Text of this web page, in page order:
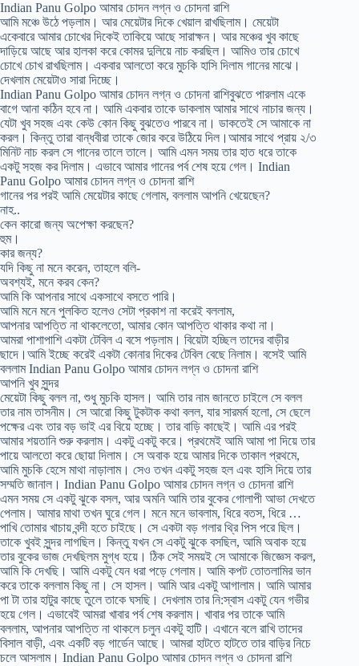
Indian Panu Golpo আমার চোদন লগ্ন ও চোদনা রাশি
আমি মঞ্চে উঠে পড়লাম। আর মেয়েটার দিকে খেয়াল রাখছিলাম। মেয়েটা
একেবারে আমার চোখের দিকেই তাকিয়ে আছে সারাক্ষন। আর মঞ্চের খুব কাছে
দাড়িয়ে আছে আর হালকা করে কোমর দুলিয়ে নাচ করছিল। আমিও তার চোখে
চোখে চোখ রাখছিলাম। একবার আলতো করে মুচকি হাসি দিলাম গানের মাঝে।
দেখলাম মেয়েটাও সারা দিচ্ছে।
Indian Panu Golpo আমার চোদন লগ্ন ও চোদনা রাশিবুঝতে পারলাম একে
বাগে আনা কঠিন হবে না। আমি একবার তাকে ডাকলাম আমার সাথে নাচার জন্য।
যেটা খুব সহজ এবং কেউ কোন কিছু বুঝতেও পারবে না। ডাকতেই সে আমাকে না
করল। কিন্তু তারা বান্ধবীরা তাকে জোর করে উঠিয়ে দিল।আমার সাথে প্রায় ২/৩
মিনিট নাচ করল সে গানের তালে তালে। আমি এমন সময় তার হাত ধরে তাকে
একটু সহজ কর দিলাম। এভাবে আমার গানের পর্ব শেষ হয়ে গেল। Indian
Panu Golpo আমার চোদন লগ্ন ও চোদনা রাশি
গানের পর পরই আমি মেয়েটার কাছে গেলাম, বললাম আপনি খেয়েছেন?
নাহ..
কেন কারো জন্য অপেক্ষা করছেন?
হুম।
কার জন্য?
যদি কিছু না মনে করেন, তাহলে বলি-
অবশ্যই, মনে করব কেন?
আমি কি আপনার সাথে একসাথে বসতে পারি।
আমি মনে মনে পুলকিত হলেও সেটা প্রকাশ না করেই বললাম,
আপনার আপত্তি না থাকলেতো, আমার কোন আপত্তি থাকার কথা না।
আমরা পাশাপাশি একটা টেবিল এ বসে পড়লাম। বিয়েটা হচ্ছিল তাদের বাড়ীর
ছাদে।আমি ইচ্ছে করেই একটা কোনার দিকের টেবিল বেছে নিলাম। বসেই আমি
বললাম Indian Panu Golpo আমার চোদন লগ্ন ও চোদনা রাশি
আপনি খুব সুন্দর
মেয়েটা কিছু বলল না, শুধু মুচকি হাসল। আমি তার নাম জানতে চাইলে সে বলল
তার নাম তাসনীম। সে আরো কিছু টুকটাক কথা বলল, যার সারমর্ম হলো, সে ছেলে
পক্ষের এবং তার বড় ভাই এর বিয়ে হচ্ছে। তার বাড়ি কাছেই। আমি এর পরই
আমার শয়তানি শুরু করলাম। একটু একটু করে। প্রথমেই আমি আমা পা দিয়ে তার
পায়ে আলতো করে ছোয়া দিলাম। সে অবাক হয়ে আমার দিকে তাকাল প্রথমে,
আমি মুচকি হেসে মাথা নাড়ালাম। সেও তখন একটু সহজ হল এবং হাসি দিয়ে তার
সম্মতি জানাল। Indian Panu Golpo আমার চোদন লগ্ন ও চোদনা রাশি
এমন সময় সে একটু ঝুকে বসল, আর অমনি আমি তার বুকের গোলাপী আভা দেখতে
পেলাম। আমার মাথা তখন ঘুরে গেল। মনে মনে ভাবলাম, ধিরে বতস, ধিরে …
পাখি তোমার খাচায় বন্দী হতে চাইছে। সে একটা বড় গলার থ্রি পিস পরে ছিল।
তাকে খুবই সুন্দর লাগছিল। কিন্তু যখন সে একটু ঝুকে বসছিল, আমি অবাক হয়ে
তার বুকের ভাজ দেখছিলম মুগ্ধ হয়ে। ঠিক সেই সময়ই সে আমাকে জিজ্ঞেস করল,
আমি কি দেখছি। আমি একটু যেন ধরা পড়ে গেলাম। আমি কপট তোতলামির ভান
করে তাকে বললাম কিছু না। সে হাসল। আমি আর একটু আগালাম। আমি আমার
পা টা তার হাটুর কাছে তুলে তাকে ঘসছি। দেখলাম তার নি:স্বাস একটু যেন গভীর
হয়ে গেল। এভাবেই আমরা খাবার পর্ব শেষ করলাম। খাবার পর তাকে আমি
বললাম, আপনার আপত্তি না থাকলে চলুন একটু হাটি। এখানে বলে রাখি তাদের
বিসাল বাড়ী, এবং একটি বড় গার্ডেন আছে। আমরা হাটতে হাটতে তার বাড়ির নিচে
চলে আসলাম। Indian Panu Golpo আমার চোদন লগ্ন ও চোদনা রাশি